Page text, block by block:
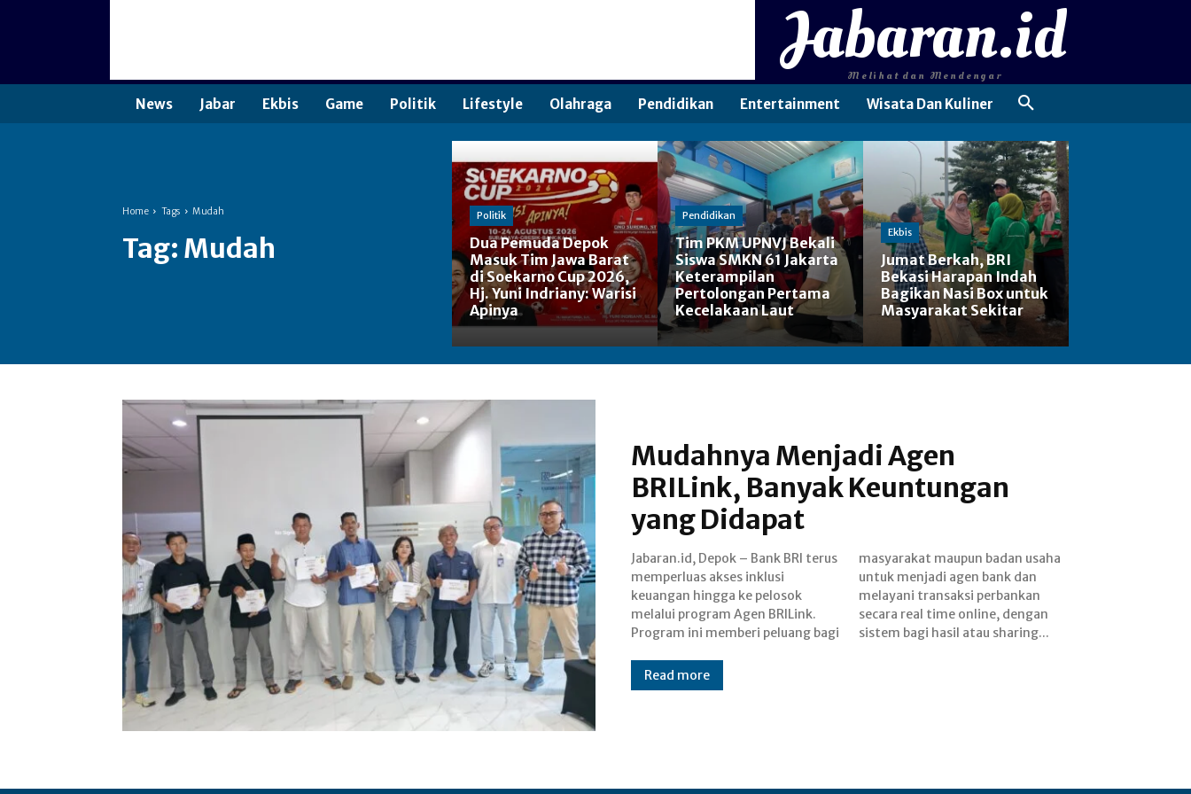
Jabaran.id
Melihat dan Mendengar
News Jabar Ekbis Game Politik Lifestyle Olahraga Pendidikan Entertainment Wisata Dan Kuliner
Home Tags Mudah
Tag: Mudah
Politik
Dua Pemuda Depok
Masuk Tim Jawa Barat
di Soekarno Cup 2026,
Hj. Yuni Indriany: Warisi
Apinya
Pendidikan
Tim PKM UPNVJ Bekali
Siswa SMKN 61 Jakarta
Keterampilan
Pertolongan Pertama
Kecelakaan Laut
Ekbis
Jumat Berkah, BRI
Bekasi Harapan Indah
Bagikan Nasi Box untuk
Masyarakat Sekitar
Mudahnya Menjadi Agen
BRILink, Banyak Keuntungan
yang Didapat
Jabaran.id, Depok – Bank BRI terus
memperluas akses inklusi
keuangan hingga ke pelosok
melalui program Agen BRILink.
Program ini memberi peluang bagi
masyarakat maupun badan usaha
untuk menjadi agen bank dan
melayani transaksi perbankan
secara real time online, dengan
sistem bagi hasil atau sharing...
Read more